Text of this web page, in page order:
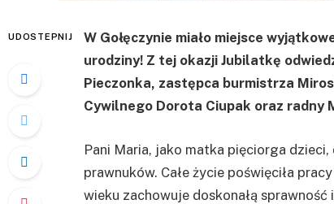
UDOSTEPNIJ
W Gołęczynie miało miejsce
urodziny! Z tej okazji Jubilatkę
Pieczonka, zastępca burmistrza
Cywilnego Dorota Ciupak oraz radny
Pani Maria, jako matka pięciorga
prawnuków. Całe życie poświęciła
wieku zachowuje doskonałą